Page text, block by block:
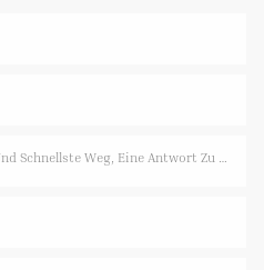
Weg, Eine Antwort Zu Erhalten)